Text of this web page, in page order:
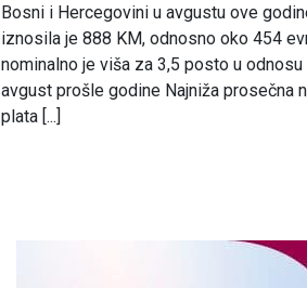
Bosni i Hercegovini u avgustu ove
iznosila je 888 KM, odnosno oko 454
nominalno je viša za 3,5 posto u odnosu
avgust prošle godine Najniža prosečna
plata [...]